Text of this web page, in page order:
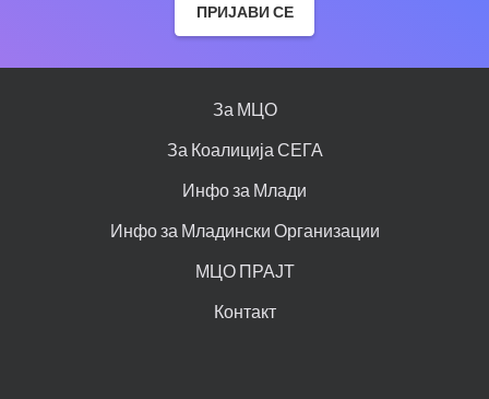
ПРИЈАВИ СЕ
За МЦО
За Коалиција СЕГА
Инфо за Млади
Инфо за Младински Организации
МЦО ПРАЈТ
Контакт